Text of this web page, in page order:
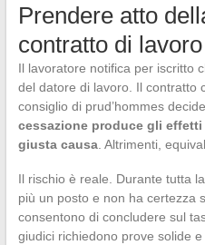
Prendere atto
contratto di lavoro
Il lavoratore notifica per iscritto
del datore di lavoro. Il contratto
consiglio di prud’hommes
cessazione produce gli
giusta causa. Altrimenti,
Il rischio è reale. Durante tutta
più un posto e non ha certezza
consentono di concludere sul
giudici richiedono prove solide e